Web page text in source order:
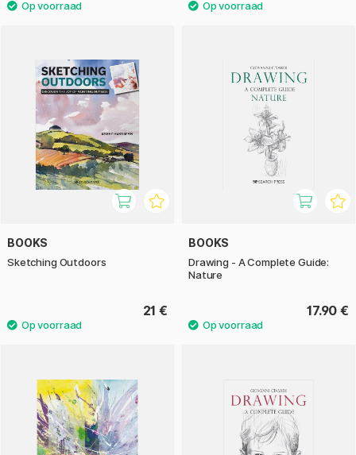
BOOKS
Sketching Outdoors
21 €
BOOKS
Drawing - A Complete Guide:
Nature
17.90 €